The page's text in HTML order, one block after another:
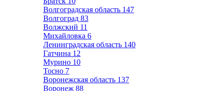
Волгоградская область 147
Волгоград 83
Волжский 11
Михайловка 6
Ленинградская область 140
Гатчина 12
Мурино 10
Тосно 7
Воронежская область 137
Воронеж 88